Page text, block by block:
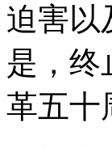
迫害以
是，终
革五十